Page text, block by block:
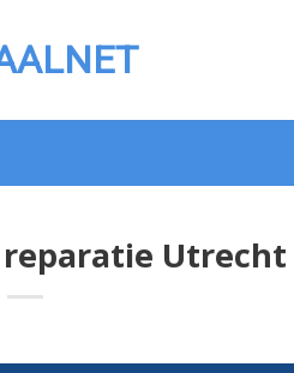
reparatie Utrecht